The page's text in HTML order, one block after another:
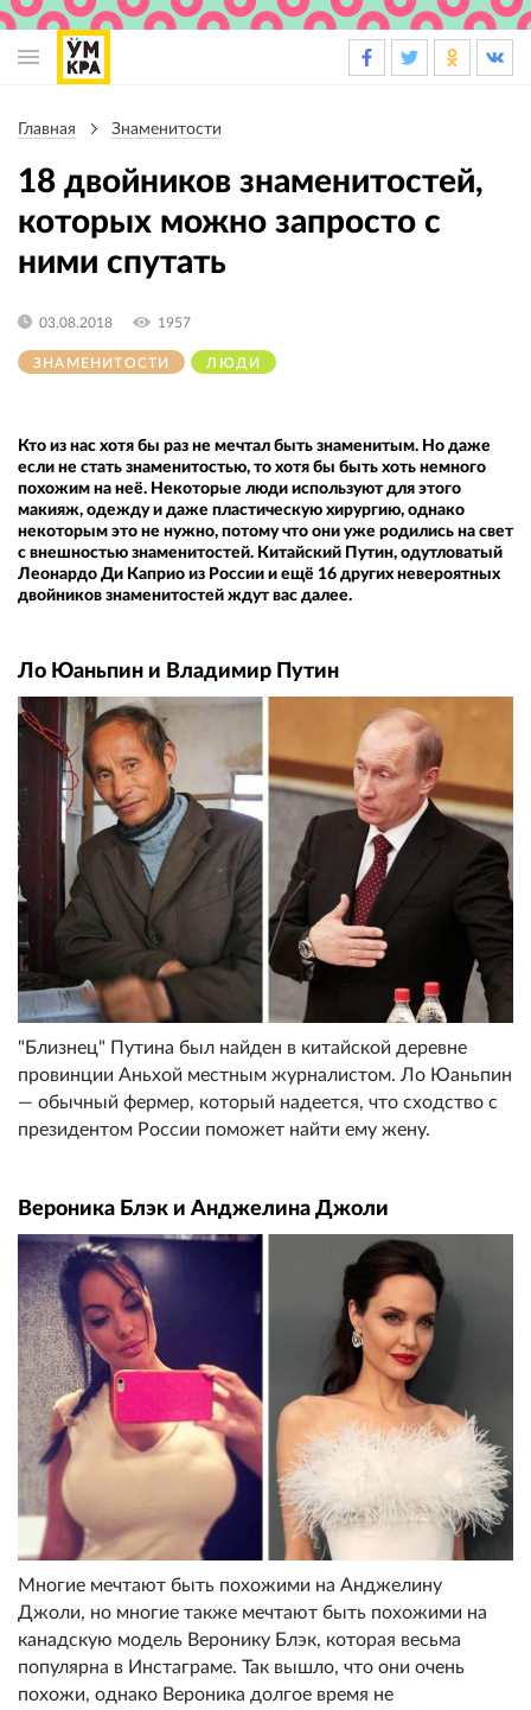
навигация
навигации
Главная Знаменитости
18 двойников знаменитостей,
которых можно запросто с
ними спутать
ЗНАМЕНИТОСТИ ЛЮДИ
03.08.2018 1957
Кто из нас хотя бы раз не мечтал быть знаменитым. Но даже
если не стать знаменитостью, то хотя бы быть хоть немного
похожим на неё. Некоторые люди используют для этого
макияж, одежду и даже пластическую хирургию, однако
некоторым это не нужно, потому что они уже родились на свет
с внешностью знаменитостей. Китайский Путин, одутловатый
Леонардо Ди Каприо из России и ещё 16 других невероятных
двойников знаменитостей ждут вас далее.
Ло Юаньпин и Владимир Путин
"Близнец" Путина был найден в китайской деревне
провинции Аньхой местным журналистом. Ло Юаньпин
— обычный фермер, который надеется, что сходство с
президентом России поможет найти ему жену.
Вероника Блэк и Анджелина Джоли
Многие мечтают быть похожими на Анджелину
Джоли, но многие также мечтают быть похожими на
канадскую модель Веронику Блэк, которая весьма
популярна в Инстаграме. Так вышло, что они очень
похожи, однако Вероника долгое время не